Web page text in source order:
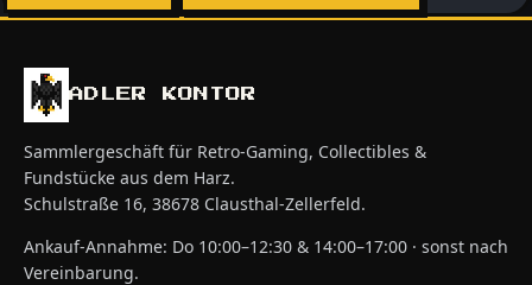
ADLER KONTOR
Sammlergeschäft für Retro-Gaming, Collectibles &
Fundstücke aus dem Harz.
Schulstraße 16, 38678 Clausthal-Zellerfeld.
Ankauf-Annahme: Do 10:00–12:30 & 14:00–17:00 · sonst nach
Vereinbarung.